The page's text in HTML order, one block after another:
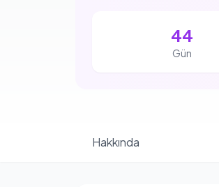
44
Gün
Hakkında